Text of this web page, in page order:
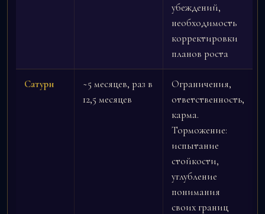
убеждений,
необходимость
корректировки
планов роста
Сатурн
~5 месяцев, раз в
12,5 месяцев
Ограничения,
ответственность,
карма.
Торможение:
испытание
стойкости,
углубление
понимания
своих границ